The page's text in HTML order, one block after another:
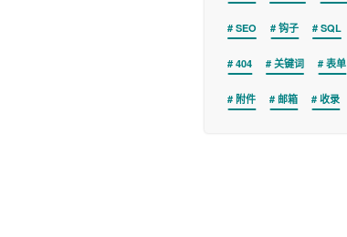
SEO 钩子 SQL
404 关键词 表单
附件 邮箱 收录